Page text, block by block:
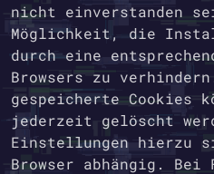
nicht einverstanden
Möglichkeit, die
durch eine
Browsers zu
gespeicherte Cookies
jederzeit gelöscht
Einstellungen hierzu
Browser abhängig. Bei